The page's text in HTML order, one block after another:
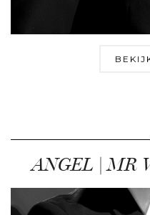
ANGEL | MR